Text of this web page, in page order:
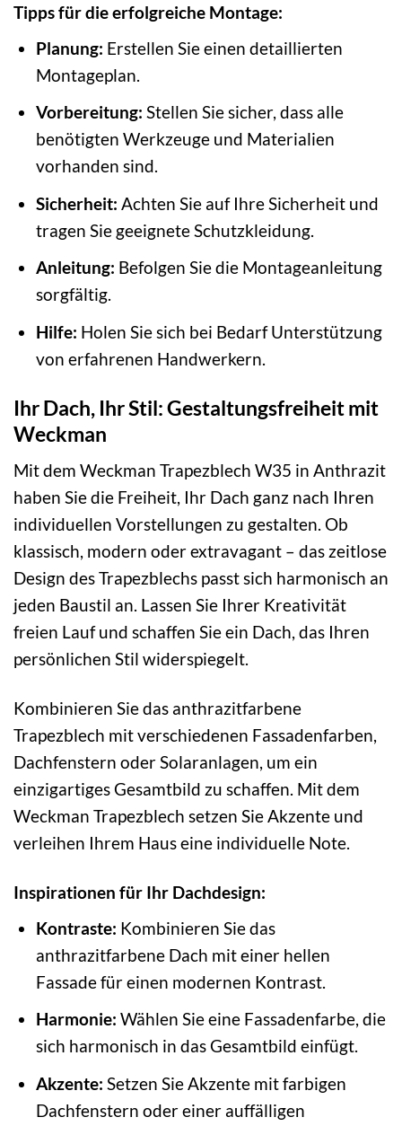
Tipps für die erfolgreiche Montage:
Planung: Erstellen Sie einen detaillierten
Montageplan.
Vorbereitung: Stellen Sie sicher, dass alle
benötigten Werkzeuge und Materialien
vorhanden sind.
Sicherheit: Achten Sie auf Ihre Sicherheit und
tragen Sie geeignete Schutzkleidung.
Anleitung: Befolgen Sie die Montageanleitung
sorgfältig.
Hilfe: Holen Sie sich bei Bedarf Unterstützung
von erfahrenen Handwerkern.
Ihr Dach, Ihr Stil: Gestaltungsfreiheit mit
Weckman
Mit dem Weckman Trapezblech W35 in Anthrazit
haben Sie die Freiheit, Ihr Dach ganz nach Ihren
individuellen Vorstellungen zu gestalten. Ob
klassisch, modern oder extravagant – das zeitlose
Design des Trapezblechs passt sich harmonisch an
jeden Baustil an. Lassen Sie Ihrer Kreativität
freien Lauf und schaffen Sie ein Dach, das Ihren
persönlichen Stil widerspiegelt.
Kombinieren Sie das anthrazitfarbene
Trapezblech mit verschiedenen Fassadenfarben,
Dachfenstern oder Solaranlagen, um ein
einzigartiges Gesamtbild zu schaffen. Mit dem
Weckman Trapezblech setzen Sie Akzente und
verleihen Ihrem Haus eine individuelle Note.
Inspirationen für Ihr Dachdesign:
Kontraste: Kombinieren Sie das
anthrazitfarbene Dach mit einer hellen
Fassade für einen modernen Kontrast.
Harmonie: Wählen Sie eine Fassadenfarbe, die
sich harmonisch in das Gesamtbild einfügt.
Akzente: Setzen Sie Akzente mit farbigen
Dachfenstern oder einer auffälligen